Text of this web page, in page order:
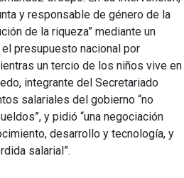
y responsable de género de la
de la riqueza” mediante un
presupuesto nacional por
un tercio de los niños vive en
integrante del Secretariado
salariales del gobierno “no
y pidió “una negociación
desarrollo y tecnología, y
salarial”.